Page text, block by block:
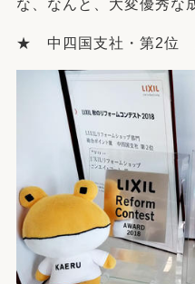
な、なんと、大変優秀な
★ 中四国支社・第2位